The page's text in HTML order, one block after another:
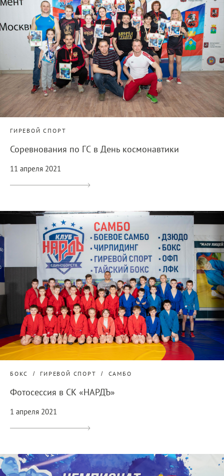
ГИРЕВОЙ СПОРТ
Соревнования по ГС в День космонавтики
11 апреля 2021
БОКС ГИРЕВОЙ СПОРТ САМБО
Фотосессия в СК «НАРДЪ»
1 апреля 2021